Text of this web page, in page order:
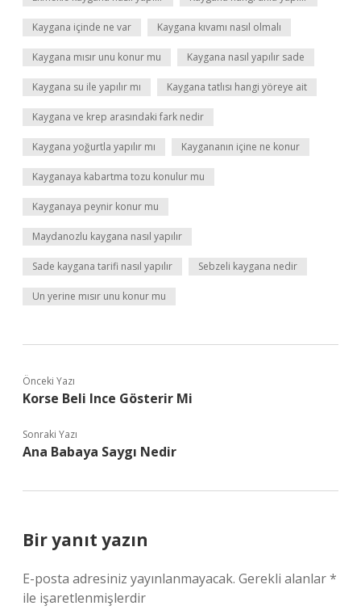
Kaygana içinde ne var Kaygana kıvamı nasıl olmalı
Kaygana mısır unu konur mu Kaygana nasıl yapılır sade
Kaygana su ile yapılır mı Kaygana tatlısı hangi yöreye ait
Kaygana ve krep arasındaki fark nedir
Kaygana yoğurtla yapılır mı Kaygananın içine ne konur
Kayganaya kabartma tozu konulur mu
Kayganaya peynir konur mu
Maydanozlu kaygana nasıl yapılır
Sade kaygana tarifi nasıl yapılır Sebzeli kaygana nedir
Un yerine mısır unu konur mu
Önceki Yazı
Korse Beli Ince Gösterir Mi
Sonraki Yazı
Ana Babaya Saygı Nedir
Bir yanıt yazın
E-posta adresiniz yayınlanmayacak. Gerekli alanlar*
ile işaretlenmişlerdir